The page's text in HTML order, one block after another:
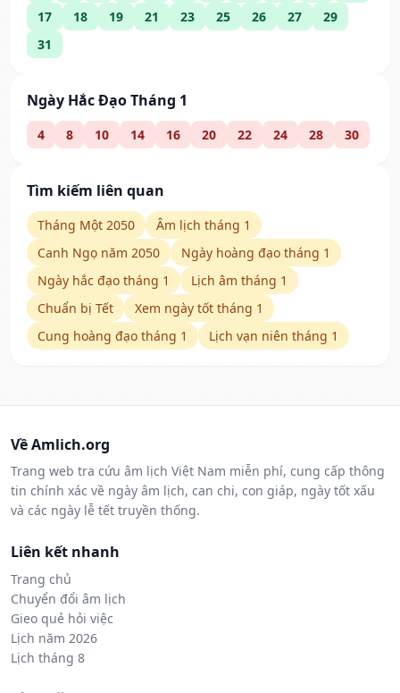
17
18 19 21 23 25 26 27
29
31
Ngày Hắc Đạo Tháng 1
4 8 10 14 16 20 22 24 28 30
Tìm kiếm liên quan
Tháng Một 2050
Âm lịch tháng 1
Canh Ngọ năm 2050
Ngày hoàng đạo tháng 1
Ngày hắc đạo tháng 1
Lịch âm tháng 1
Chuẩn bị Tết
Xem ngày tốt tháng 1
Cung hoàng đạo tháng 1
Lịch vạn niên tháng 1
Về Amlich.org
Trang web tra cứu âm lịch Việt Nam miễn phí, cung cấp thông
tin chính xác về ngày âm lịch, can chi, con giáp, ngày tốt xấu
và các ngày lễ tết truyền thống.
Liên kết nhanh
Trang chủ
Chuyển đổi âm lịch
Gieo quẻ hỏi việc
Lịch năm 2026
Lịch tháng 8